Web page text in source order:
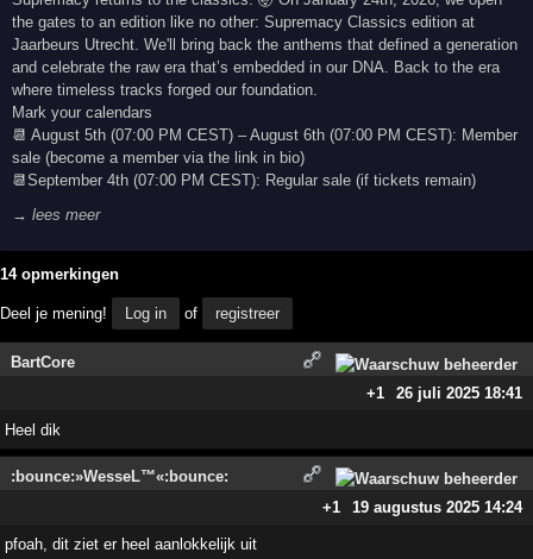
the gates to an edition like no other: Supremacy Classics edition at
Jaarbeurs Utrecht. We'll bring back the anthems that defined a generation
and celebrate the raw era that’s embedded in our DNA. Back to the era
where timeless tracks forged our foundation.
Mark your calendars
📆 August 5th (07:00 PM CEST) – August 6th (07:00 PM CEST): Member
sale (become a member via the link in bio)
📆September 4th (07:00 PM CEST): Regular sale (if tickets remain)
→ lees meer
14 opmerkingen
Deel je mening! Log in of registreer
BartCore
+1
26 juli 2025 18:41
Heel dik
:bounce:»WesseL™«:bounce:
+1
19 augustus 2025 14:24
pfoah, dit ziet er heel aanlokkelijk uit